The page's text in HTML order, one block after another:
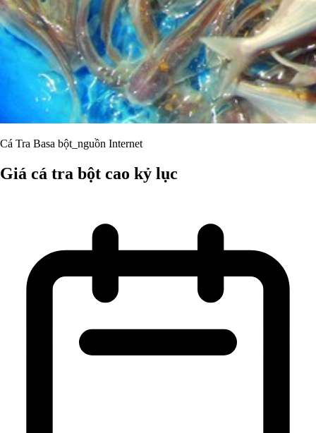
Cá Tra Basa bột_nguồn Internet
Giá cá tra bột cao kỷ lục